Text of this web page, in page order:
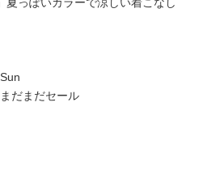
夏っぽいカラーで涼しい着こなし
まだまだセール